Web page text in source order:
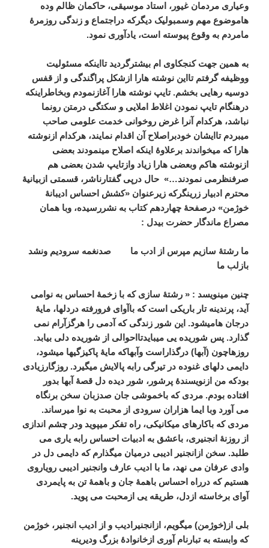
وعیاری مردمان غیور، استاد موسیقی، حاکمان ظالم وده
هاموضوع مهم وسمبولیک دیگرکه دراجتماع و زندگی روزمرۀ
مامردم به وقوع پیوسته است، یادآوری نمود.
به همین جهت کنجکاوی ام بیشترگردید تااینکه مسئولیت
ووظیفه گرفتم تااین نوشته هارا ازشکل پراگندگی و از قفس
دوسیه رهایی بخشم.تایپ نوشته هارا آغازنمودم وبخاطراینکه
درهنگام تایپ نمودن اغلاط املایی و سکتگی درمتن رونما
نباشد، هرکدام آنرا غرض روخوانی خدمت علومی صاحب
میبردم تاایشان خودبراصلاح آن اقدام نمایند، هرکدام ازنوشته
هارا
که میخواندند برعلاوۀ اینکه اصلاح مینمودند بعضی
ازنوشته هاکم وبعضی هارا زیاد وازتایپ شدن بعضی هم
صرفنظرمی نمودند…»حال درپی گفتارناشر، قسمتی ازبیانیۀ
محترم ادبیار زرینگرکه زیرعنوان «کشش احساس ادیبانۀ
خوژمن»درصفحۀ چهاردهم کتاب به نشررسیده، وبا همان
مصراع ماندگار حضرت بیدل :
ما رشتۀ سازیم مپرس از ادب ما صدنغمه سرودیم ونشد
بازلب ما
چنین مینویسد : «رشتۀ سازی که با زخمۀ احساس به نوامی
آید، پرندینه تار باریکی است که باآوای فرورفته دردلها، مایۀ
درجان هامیشود. این شور زندگی که آدمی را هرگزآرام نمی
گذارد.پس شوریده یی میبایدتااحوالی از شوریده دلی بیابد.
روزهاچون ( آبها)درگذاراست وآبهاکه مایۀ پاکیزگیها میشود،
دایمی دلهای غنوده در تیرگی رابه پالایش میگیرد.روزگارزیادی
بودکه من ازنویسندۀ پرشور، شور دیده دل قصۀ آبها بدور
افتاده بودم.مردی که باخموشی جان صدزبان سخن برنگاه
می آورد وبا ایما هزاران سرودی از محبت به نوا میرساند.
مردی که باکارهای میکانیکی، راه تفکر میپوید ودر چشم اندازی
از روزنۀ انجنیری، باعشق به ادبیات احساس رابه یاری می
طلبد. سخن ازانجنیر ادیبی درمیان میگذارم که دایمی دل در
وادی عرفان می نهد، ما با ادیب عارف وانجنیر ادیبی رویاروی
هستیم که درراه احساس باهمۀ جان و باهمۀ تن به پایمردی
آوای برخاسته ازدل، طریقه یی ازمحبت می پوید.
بلی از(خوژمن)میگویم، ازانجنیرادیب و از ادیب انجنیر، خوژمن
که وابسته به تبارنام آوری ازخانوادۀ بزرگ ودیرینه